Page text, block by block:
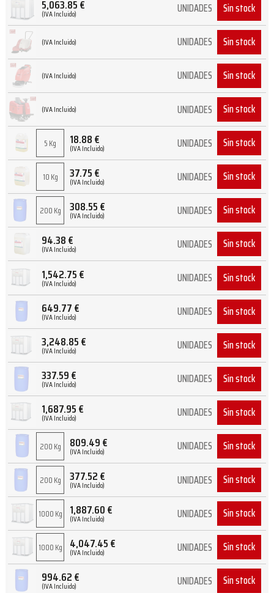
5,063.85€
(IVA Incluido) UNIDADES Sin stock
(IVA Incluido) UNIDADES Sin stock
(IVA Incluido) UNIDADES Sin stock
(IVA Incluido) UNIDADES Sin stock
5 Kg 18.88€
(IVA Incluido) UNIDADES Sin stock
10 Kg 37.75€
(IVA Incluido) UNIDADES Sin stock
200 Kg 308.55€
(IVA Incluido) UNIDADES Sin stock
94.38€
(IVA Incluido) UNIDADES Sin stock
1,542.75€
(IVA Incluido) UNIDADES Sin stock
649.77€
(IVA Incluido) UNIDADES Sin stock
3,248.85€
(IVA Incluido) UNIDADES Sin stock
337.59€
(IVA Incluido) UNIDADES Sin stock
1,687.95€
(IVA Incluido) UNIDADES Sin stock
200 Kg 809.49€
(IVA Incluido) UNIDADES Sin stock
200 Kg 377.52€
(IVA Incluido) UNIDADES Sin stock
1000 Kg 1,887.60€
(IVA Incluido) UNIDADES Sin stock
1000 Kg 4,047.45€
(IVA Incluido) UNIDADES Sin stock
994.62€
(IVA Incluido) UNIDADES Sin stock